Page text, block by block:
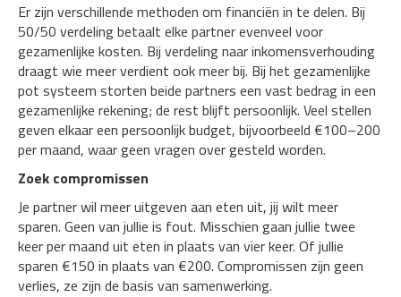
Er zijn verschillende methoden om financiën in te delen. Bij
50/50 verdeling betaalt elke partner evenveel voor
gezamenlijke kosten. Bij verdeling naar inkomensverhouding
draagt wie meer verdient ook meer bij. Bij het gezamenlijke
pot systeem storten beide partners een vast bedrag in een
gezamenlijke rekening; de rest blijft persoonlijk. Veel stellen
geven elkaar een persoonlijk budget, bijvoorbeeld €100–200
per maand, waar geen vragen over gesteld worden.
Zoek compromissen
Je partner wil meer uitgeven aan eten uit, jij wilt meer
sparen. Geen van jullie is fout. Misschien gaan jullie twee
keer per maand uit eten in plaats van vier keer. Of jullie
sparen €150 in plaats van €200. Compromissen zijn geen
verlies, ze zijn de basis van samenwerking.